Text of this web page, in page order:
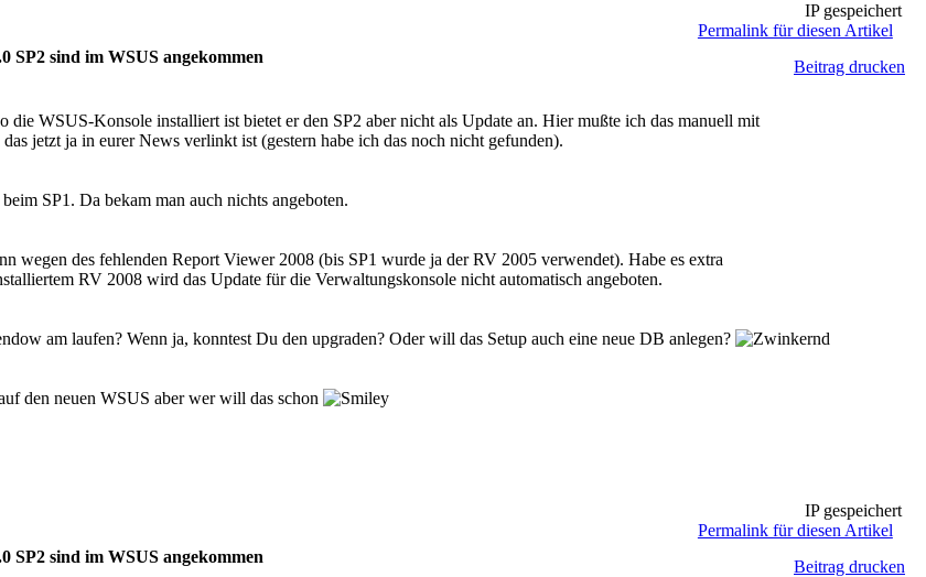
IP gespeichert
Permalink für diesen Artikel
sind im WSUS angekommen
Beitrag drucken
WSUS-Konsole installiert ist bietet er den SP2 aber nicht als Update an. Hier mußte ich das manuell mit
jetzt ja in eurer News verlinkt ist (gestern habe ich das noch nicht gefunden).
SP1. Da bekam man auch nichts angeboten.
wegen des fehlenden Report Viewer 2008 (bis SP1 wurde ja der RV 2005 verwendet). Habe es extra
RV 2008 wird das Update für die Verwaltungskonsole nicht automatisch angeboten.
am laufen? Wenn ja, konntest Du den upgraden? Oder will das Setup auch eine neue DB anlegen?
den neuen WSUS aber wer will das schon
IP gespeichert
Permalink für diesen Artikel
sind im WSUS angekommen
Beitrag drucken